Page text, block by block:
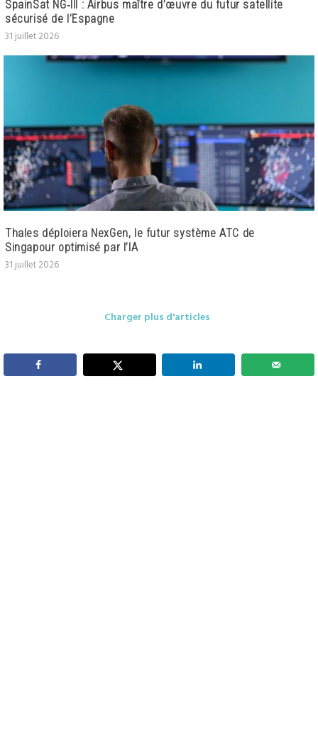
SpainSat NG‑III : Airbus maître d’œuvre du futur satellite
sécurisé de l’Espagne
31 juillet 2026
Thales déploiera NexGen, le futur système ATC de
Singapour optimisé par l’IA
31 juillet 2026
Charger plus d'articles